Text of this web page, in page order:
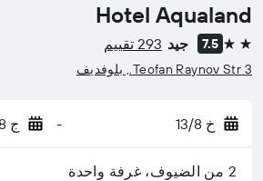
Hotel Aqualand
2 نجمتين 7.5 جيد 293 تقييم
3 Teofan Raynov Str., بلوفديف
خ 13/8 - ج 14/8
2 من الضيوف، غرفة واحدة